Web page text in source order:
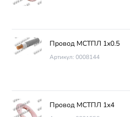
Провод МСТПЛ 1х0.5
Артикул: 0008144
Провод МСТПЛ 1х4